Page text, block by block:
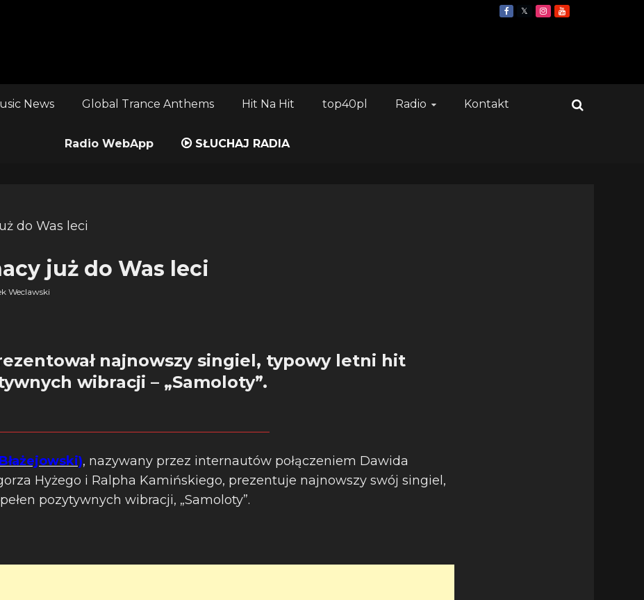
News Global Trance Anthems Hit Na Hit top40pl Radio Kontakt
Radio WebApp SŁUCHAJ RADIA
już do Was leci
Weclawski
najnowszy singiel, typowy letni hit
wibracji – „Samoloty”.
, nazywany przez internautów połączeniem Dawida
Hyżego i Ralpha Kamińskiego, prezentuje najnowszy swój singiel,
pozytywnych wibracji, „Samoloty”.